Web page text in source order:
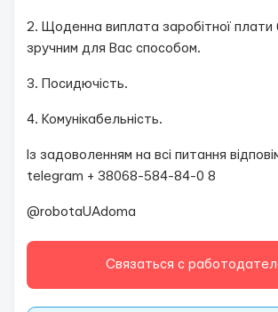
2. Щоденна виплата заробітної плати
зручним для Вас способом.
3. Посидючість.
4. Комунікабельність.
Із задоволенням на всі питання
telegram + 38068-584-84-0 8
@robotaUAdoma
Связаться с